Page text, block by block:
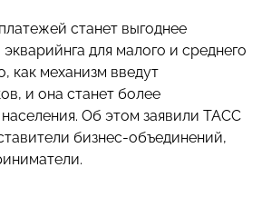
станет выгоднее
для малого и среднего
как механизм введут
и она станет более
Об этом заявили ТАСС
бизнес-объединений,